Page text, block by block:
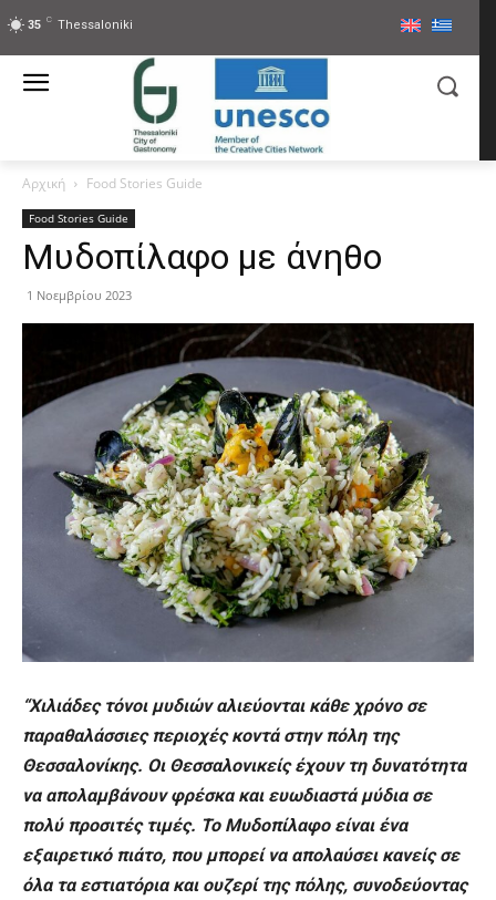
35 C Thessaloniki
Αρχική Food Stories Guide
Food Stories Guide
Μυδοπίλαφο με άνηθο
1 Νοεμβρίου 2023
“Χιλιάδες τόνοι μυδιών αλιεύονται κάθε χρόνο σε
παραθαλάσσιες περιοχές κοντά στην πόλη της
Θεσσαλονίκης. Οι Θεσσαλονικείς έχουν τη δυνατότητα
να απολαμβάνουν φρέσκα και ευωδιαστά μύδια σε
πολύ προσιτές τιμές. Το Μυδοπίλαφο είναι ένα
εξαιρετικό πιάτο, που μπορεί να απολαύσει κανείς σε
όλα τα εστιατόρια και ουζερί της πόλης, συνοδεύοντας